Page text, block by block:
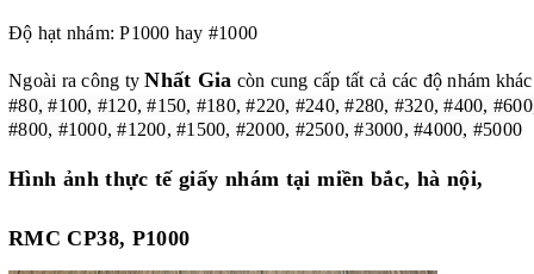
Độ hạt nhám: P1000 hay #1000
Ngoài ra công tyNhất Gia còn cung cấp tất cả các độ nhám
#80, #100, #120, #150, #180, #220, #240, #280, #320, #400,
#800, #1000, #1200, #1500, #2000, #2500, #3000, #4000, #5000
Hình ảnh thực tế giấy nhám tại miền bắc, hà nội,
RMC CP38, P1000